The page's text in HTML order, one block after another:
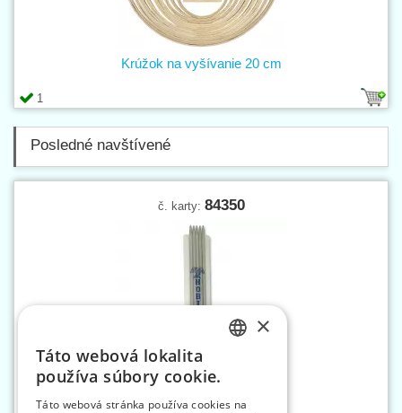
1
Krúžok na vyšívanie 20 cm
Posledné navštívené
č. karty: 84350
Ihlica ponožková 3,5
×
Táto webová lokalita
používa súbory cookie.
Táto webová stránka používa cookies na